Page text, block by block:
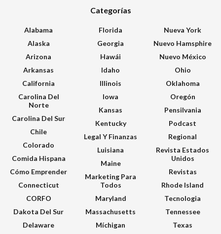
Categorías
Alabama
Alaska
Arizona
Arkansas
California
Carolina Del
Norte
Carolina Del Sur
Chile
Colorado
Comida Hispana
Cómo Emprender
Connecticut
CORFO
Dakota Del Sur
Delaware
Florida
Georgia
Hawái
Idaho
Illinois
Iowa
Kansas
Kentucky
Legal Y Finanzas
Luisiana
Maine
Marketing Para
Todos
Maryland
Massachusetts
Míchigan
Nueva York
Nuevo Hamsphire
Nuevo México
Ohio
Oklahoma
Oregón
Pensilvania
Podcast
Regional
Revista Estados
Unidos
Revistas
Rhode Island
Tecnologia
Tennessee
Texas